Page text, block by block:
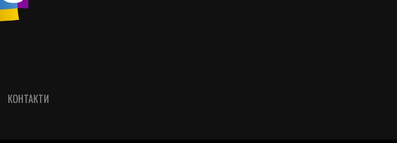
КОНТАКТИ